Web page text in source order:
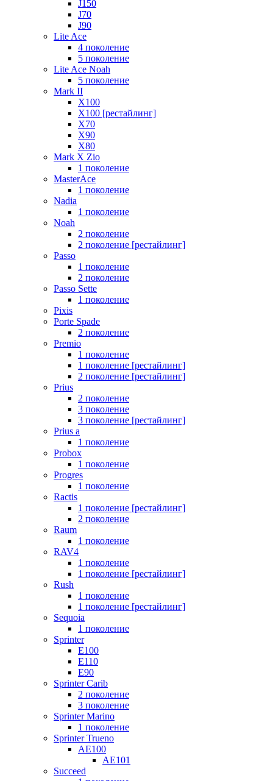
J150
J70
J90
Lite Ace
4 поколение
5 поколение
Lite Ace Noah
5 поколение
Mark II
X100
X100 [рестайлинг]
X70
X90
Х80
Mark X Zio
1 поколение
MasterAce
1 поколение
Nadia
1 поколение
Noah
2 поколение
2 поколение [рестайлинг]
Passo
1 поколение
2 поколение
Passo Sette
1 поколение
Pixis
Porte Spade
2 поколение
Premio
1 поколение
1 поколение [рестайлинг]
2 поколение [рестайлинг]
Prius
2 поколение
3 поколение
3 поколение [рестайлинг]
Prius a
1 поколение
Probox
1 поколение
Progres
1 поколение
Ractis
1 поколение [рестайлинг]
2 поколение
Raum
1 поколение
RAV4
1 поколение
1 поколение [рестайлинг]
Rush
1 поколение
1 поколение [рестайлинг]
Sequoia
1 поколение
Sprinter
E100
E110
E90
Sprinter Carib
2 поколение
3 поколение
Sprinter Marino
1 поколение
Sprinter Trueno
AE100
AE101
Succeed